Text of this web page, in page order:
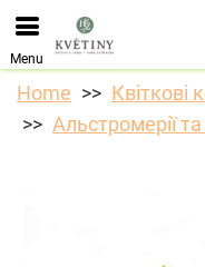
Ми приймаємо
магазин.
10.08.2026
Menu
Home
Квіткові
Альстромерії